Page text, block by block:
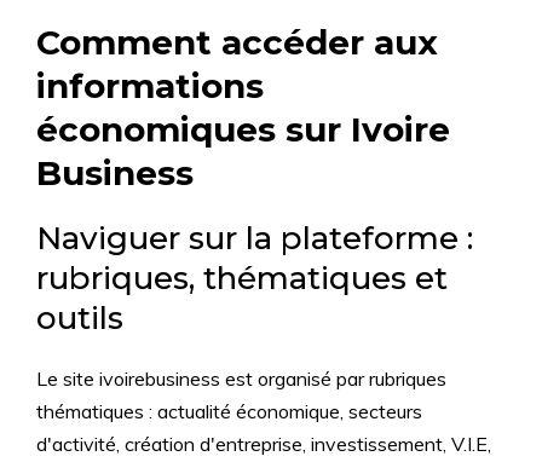
Comment accéder aux
informations
économiques sur Ivoire
Business
Naviguer sur la plateforme :
rubriques, thématiques et
outils
Le site ivoirebusiness est organisé par rubriques
thématiques : actualité économique, secteurs
d'activité, création d'entreprise, investissement, V.I.E,